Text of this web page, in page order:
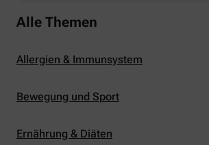
Alle Themen
Allergien & Immunsystem
Bewegung und Sport
Ernährung & Diäten